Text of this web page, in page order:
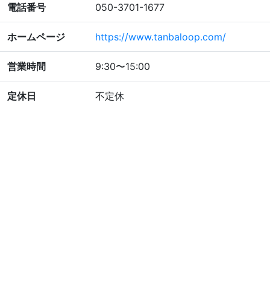
電話番号 050-3701-1677
ホームページ https://www.tanbaloop.com/
営業時間 9:30〜15:00
定休日 不定休